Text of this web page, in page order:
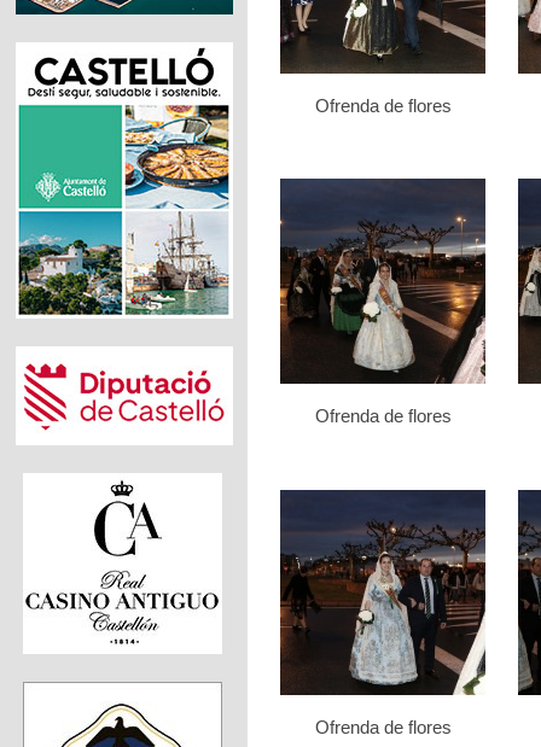
Ofrenda de flores
Ofrenda de flores
Ofrenda de flores